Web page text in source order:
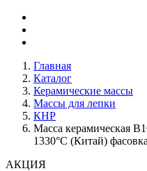
Главная
Каталог
Керамические массы
Массы для лепки
КНР
Масса керамическая
1330°С (Китай)
АКЦИЯ